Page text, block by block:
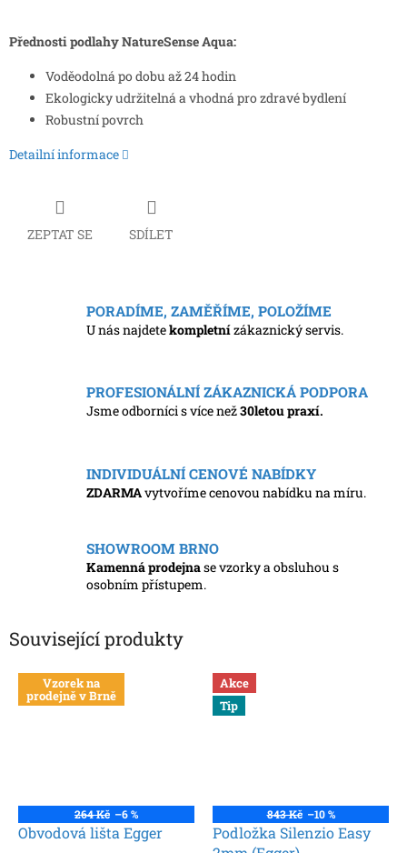
Přednosti podlahy NatureSense Aqua:
Voděodolná po dobu až 24 hodin
Ekologicky udržitelná a vhodná pro zdravé bydlení
Robustní povrch
Detailní informace
ZEPTAT SE SDÍLET
PORADÍME, ZAMĚŘÍME, POLOŽÍME
U nás najdetekompletnízákaznický servis.
PROFESIONÁLNÍ ZÁKAZNICKÁ PODPORA
Jsme odborníci s více než30letou praxí.
INDIVIDUÁLNÍ CENOVÉ NABÍDKY
ZDARMAvytvoříme cenovou nabídku na míru.
SHOWROOM BRNO
Kamenná prodejnase vzorky a obsluhou s
osobním přístupem.
Související produkty
Vzorek na
prodejně v Brně
264 Kč –6 %
Obvodová lišta Egger
Akce
Tip
843 Kč –10 %
Podložka Silenzio Easy